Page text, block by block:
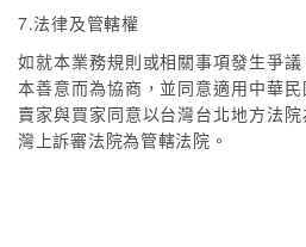
7.法律及管轄權
如就本業務規則或相關事項發生爭
本善意而為協商，並同意適用中華
賣家與買家同意以台灣台北地方法
灣上訴審法院為管轄法院。